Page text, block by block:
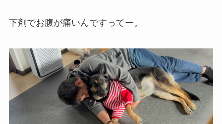
下剤でお腹が痛いんですってー。